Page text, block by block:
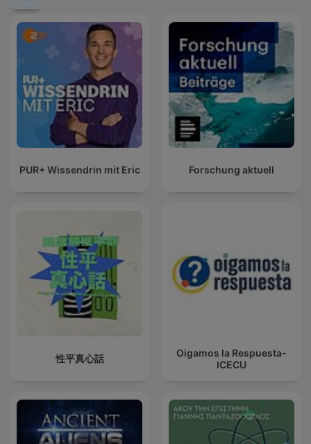
PUR+ Wissendrin mit Eric Forschung aktuell
性平真心話
Oigamos la Respuesta-
ICECU